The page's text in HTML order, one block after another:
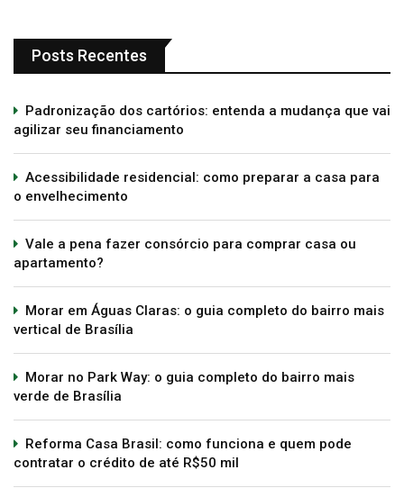
Posts Recentes
Padronização dos cartórios: entenda a mudança que vai
agilizar seu financiamento
Acessibilidade residencial: como preparar a casa para
o envelhecimento
Vale a pena fazer consórcio para comprar casa ou
apartamento?
Morar em Águas Claras: o guia completo do bairro mais
vertical de Brasília
Morar no Park Way: o guia completo do bairro mais
verde de Brasília
Reforma Casa Brasil: como funciona e quem pode
contratar o crédito de até R$50 mil